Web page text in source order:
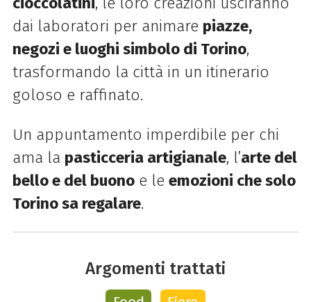
dai laboratori per animare piazze,
negozi e luoghi simbolo di Torino,
trasformando la città in un itinerario
goloso e raffinato.
Un appuntamento imperdibile per chi
ama la pasticceria artigianale, l’arte del
bello e del buonoe le emozioni che solo
Torino sa regalare.
Argomenti trattati